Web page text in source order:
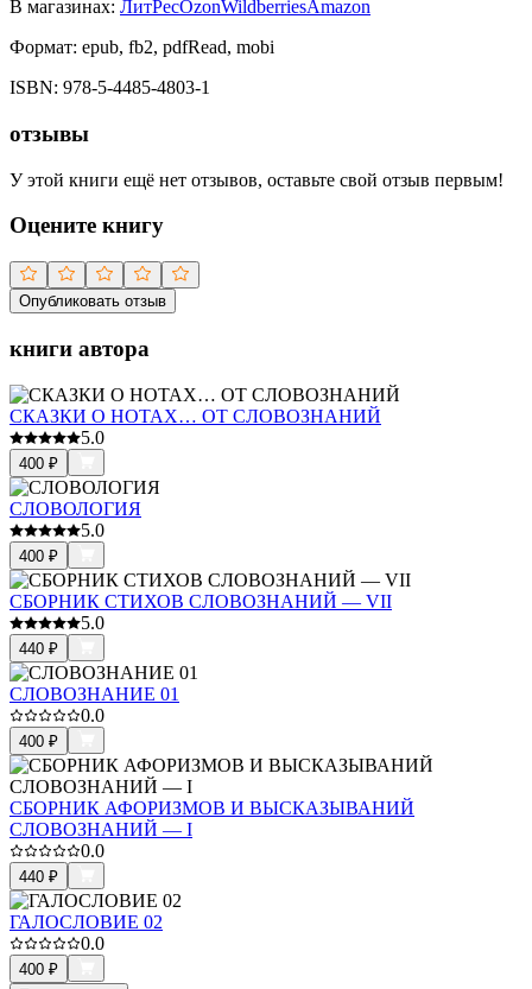
В магазинах: ЛитРесOzonWildberriesAmazon
Формат: epub, fb2, pdfRead, mobi
ISBN: 978-5-4485-4803-1
отзывы
У этой книги ещё нет отзывов, оставьте свой отзыв первым!
Оцените книгу
Опубликовать отзыв
книги автора
СКАЗКИ О НОТАХ… ОТ СЛОВОЗНАНИЙ
5.0
400 ₽
СЛОВОЛОГИЯ
5.0
400 ₽
СБОРНИК СТИХОВ СЛОВОЗНАНИЙ — VII
5.0
440 ₽
СЛОВОЗНАНИЕ 01
0.0
400 ₽
СБОРНИК АФОРИЗМОВ И ВЫСКАЗЫВАНИЙ
СЛОВОЗНАНИЙ — I
0.0
440 ₽
ГАЛОСЛОВИЕ 02
0.0
400 ₽